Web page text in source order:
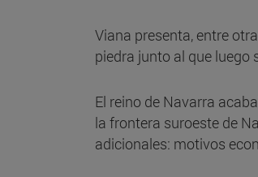
Viana presenta, entre
piedra junto al que luego
El reino de Navarra
la frontera suroeste de
adicionales: motivos